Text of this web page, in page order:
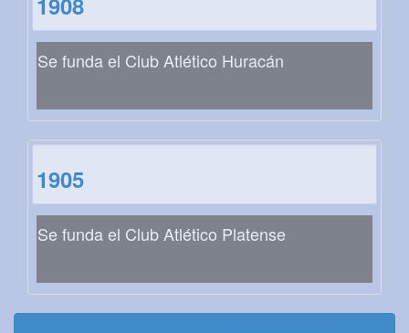
Se funda el Club Atlético Huracán
1905
Se funda el Club Atlético Platense